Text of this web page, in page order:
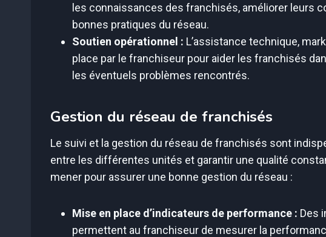
les connaissances des franchisés, améliorer leurs
bonnes pratiques du réseau.
Soutien opérationnel : L’assistance technique,
place par le franchiseur pour aider les franchisés
les éventuels problèmes rencontrés.
Gestion du réseau de franchisés
Le suivi et la gestion du réseau de franchisés sont
entre les différentes unités et garantir une qualité
mener pour assurer une bonne gestion du réseau :
Mise en place d’indicateurs de performance : Des
permettent au franchiseur de mesurer la